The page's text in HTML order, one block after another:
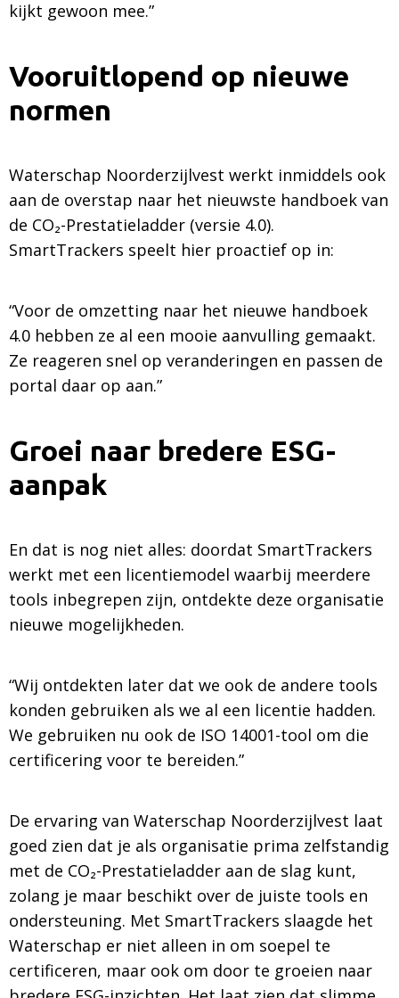
kijkt gewoon mee.”
Vooruitlopend op nieuwe
normen
Waterschap Noorderzijlvest werkt inmiddels ook
aan de overstap naar het nieuwste handboek van
de CO₂-Prestatieladder (versie 4.0).
SmartTrackers speelt hier proactief op in:
“Voor de omzetting naar het nieuwe handboek
4.0 hebben ze al een mooie aanvulling gemaakt.
Ze reageren snel op veranderingen en passen de
portal daar op aan.”
Groei naar bredere ESG-
aanpak
En dat is nog niet alles: doordat SmartTrackers
werkt met een licentiemodel waarbij meerdere
tools inbegrepen zijn, ontdekte deze organisatie
nieuwe mogelijkheden.
“Wij ontdekten later dat we ook de andere tools
konden gebruiken als we al een licentie hadden.
We gebruiken nu ook de ISO 14001-tool om die
certificering voor te bereiden.”
De ervaring van Waterschap Noorderzijlvest laat
goed zien dat je als organisatie prima zelfstandig
met de CO₂-Prestatieladder aan de slag kunt,
zolang je maar beschikt over de juiste tools en
ondersteuning. Met SmartTrackers slaagde het
Waterschap er niet alleen in om soepel te
certificeren, maar ook om door te groeien naar